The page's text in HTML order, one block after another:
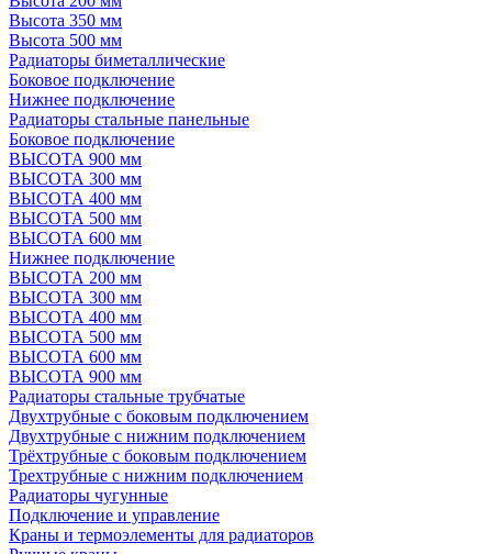
Высота 350 мм
Высота 500 мм
Радиаторы биметаллические
Боковое подключение
Нижнее подключение
Радиаторы стальные панельные
Боковое подключение
ВЫСОТА 900 мм
ВЫСОТА 300 мм
ВЫСОТА 400 мм
ВЫСОТА 500 мм
ВЫСОТА 600 мм
Нижнее подключение
ВЫСОТА 200 мм
ВЫСОТА 300 мм
ВЫСОТА 400 мм
ВЫСОТА 500 мм
ВЫСОТА 600 мм
ВЫСОТА 900 мм
Радиаторы стальные трубчатые
Двухтрубные с боковым подключением
Двухтрубные с нижним подключением
Трёхтрубные с боковым подключением
Трехтрубные с нижним подключением
Радиаторы чугунные
Подключение и управление
Краны и термоэлементы для радиаторов